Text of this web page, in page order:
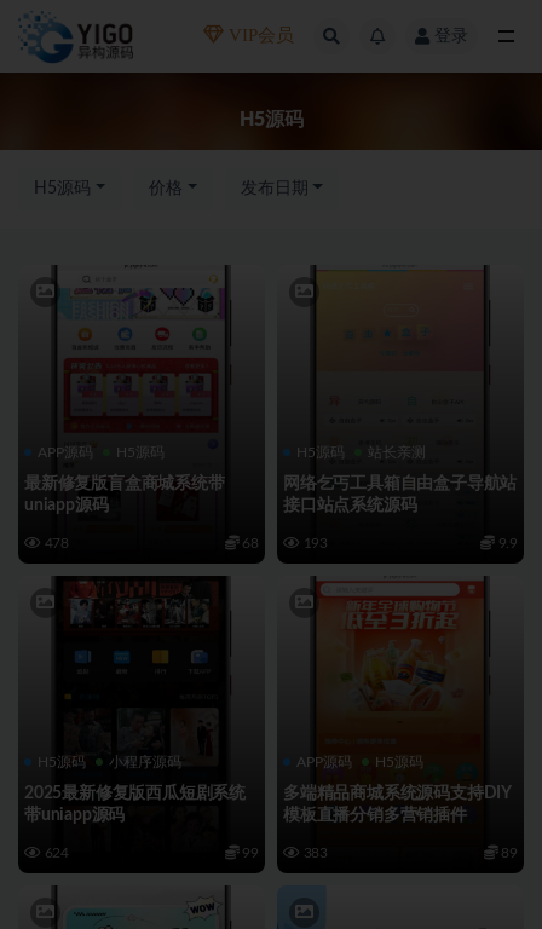
VIP会员 登录
H5源码
H5源码 价格 发布日期
APP源码 H5源码
最新修复版盲盒商城系统带
uniapp源码
478 68
H5源码 站长亲测
网络乞丐工具箱自由盒子导航站
接口站点系统源码
193 9.9
H5源码 小程序源码
2025最新修复版西瓜短剧系统
带uniapp源码
624 99
APP源码 H5源码
多端精品商城系统源码支持DIY
模板直播分销多营销插件
383 89